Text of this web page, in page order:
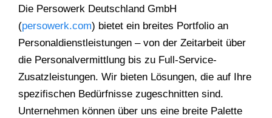
Die Persowerk Deutschland GmbH
(persowerk.com) bietet ein breites Portfolio an
Personaldienstleistungen – von der Zeitarbeit über
die Personalvermittlung bis zu Full-Service-
Zusatzleistungen. Wir bieten Lösungen, die auf Ihre
spezifischen Bedürfnisse zugeschnitten sind.
Unternehmen können über uns eine breite Palette